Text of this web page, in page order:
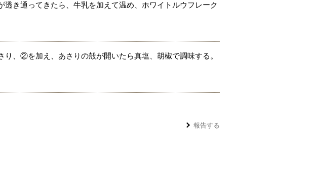
透き通ってきたら、牛乳を加えて温め、ホワイトルウフレーク
り、②を加え、あさりの殻が開いたら真塩、胡椒で調味する。
報告する